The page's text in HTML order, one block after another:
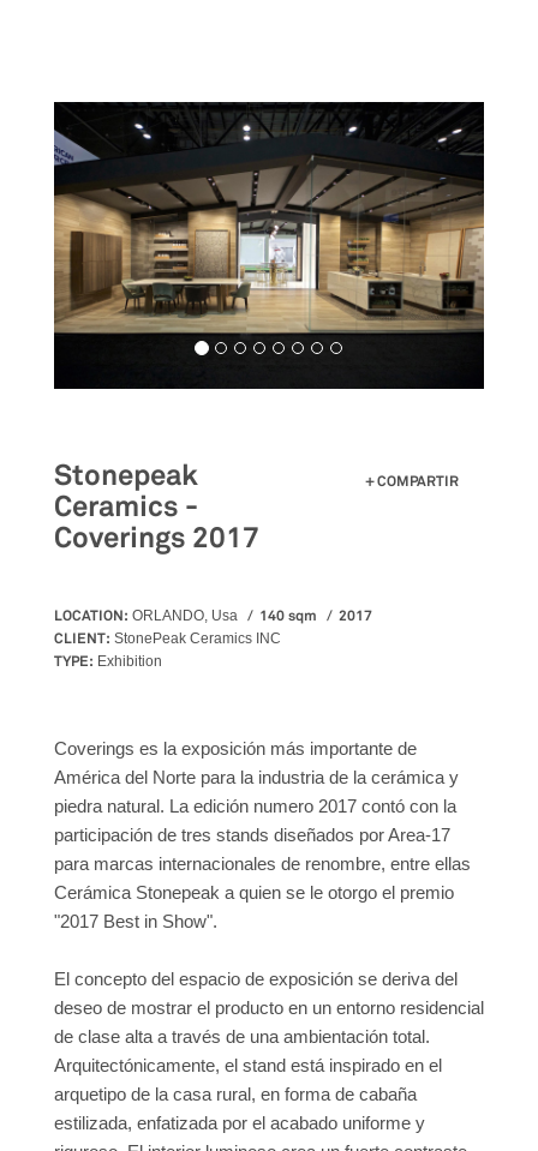
Stonepeak
Ceramics -
Coverings 2017
COMPARTIR
LOCATION: ORLANDO, Usa 140 sqm
2017
CLIENT: StonePeak Ceramics INC
TYPE: Exhibition
Coverings es la exposición más importante de
América del Norte para la industria de la cerámica y
piedra natural. La edición numero 2017 contó con la
participación de tres stands diseñados por Area-17
para marcas internacionales de renombre, entre ellas
Cerámica Stonepeak a quien se le otorgo el premio
"2017 Best in Show".
El concepto del espacio de exposición se deriva del
deseo de mostrar el producto en un entorno residencial
de clase alta a través de una ambientación total.
Arquitectónicamente, el stand está inspirado en el
arquetipo de la casa rural, en forma de cabaña
estilizada, enfatizada por el acabado uniforme y